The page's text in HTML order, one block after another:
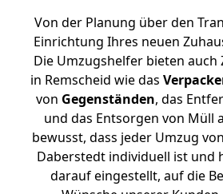
Von der Planung über den
Einrichtung Ihres neuen
Die Umzugshelfer bieten auch
in Remscheid wie das
von Gegenständen, das
und das Entsorgen von Müll
bewusst, dass jeder Umzug
Daberstedt individuell ist und
darauf eingestellt, auf die